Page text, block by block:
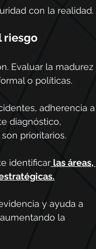
con la realidad.
riesgo
Evaluar la madurez
o políticas.
adherencia a
diagnóstico,
prioritarios.
identificar las áreas,
y ayuda a
la